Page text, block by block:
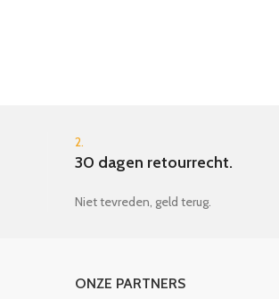
2.
30 dagen retourrecht.
Niet tevreden, geld terug.
ONZE PARTNERS